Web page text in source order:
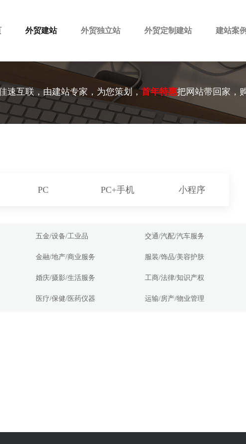
外贸建站 外贸独立站 外贸定制建站 建站案例
速互联，由建站专家，为您策划，首年特惠把网站带回家，
PC PC+手机 小程序
五金/设备/工业品 交通/汽配/汽车服务
金融/地产/商业服务 服装/饰品/美容护肤
婚庆/摄影/生活服务 工商/法律/知识产权
医疗/保健/医药仪器 运输/房产/物业管理